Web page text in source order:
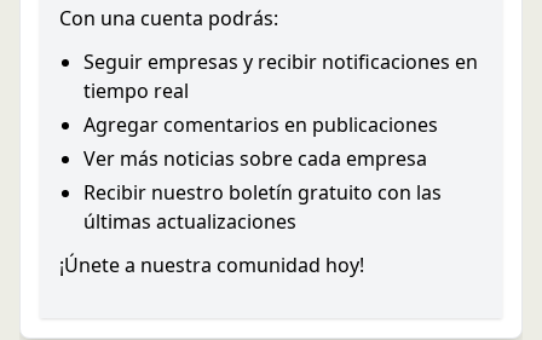
Con una cuenta podrás:
Seguir empresas y recibir notificaciones en
tiempo real
Agregar comentarios en publicaciones
Ver más noticias sobre cada empresa
Recibir nuestro boletín gratuito con las
últimas actualizaciones
¡Únete a nuestra comunidad hoy!